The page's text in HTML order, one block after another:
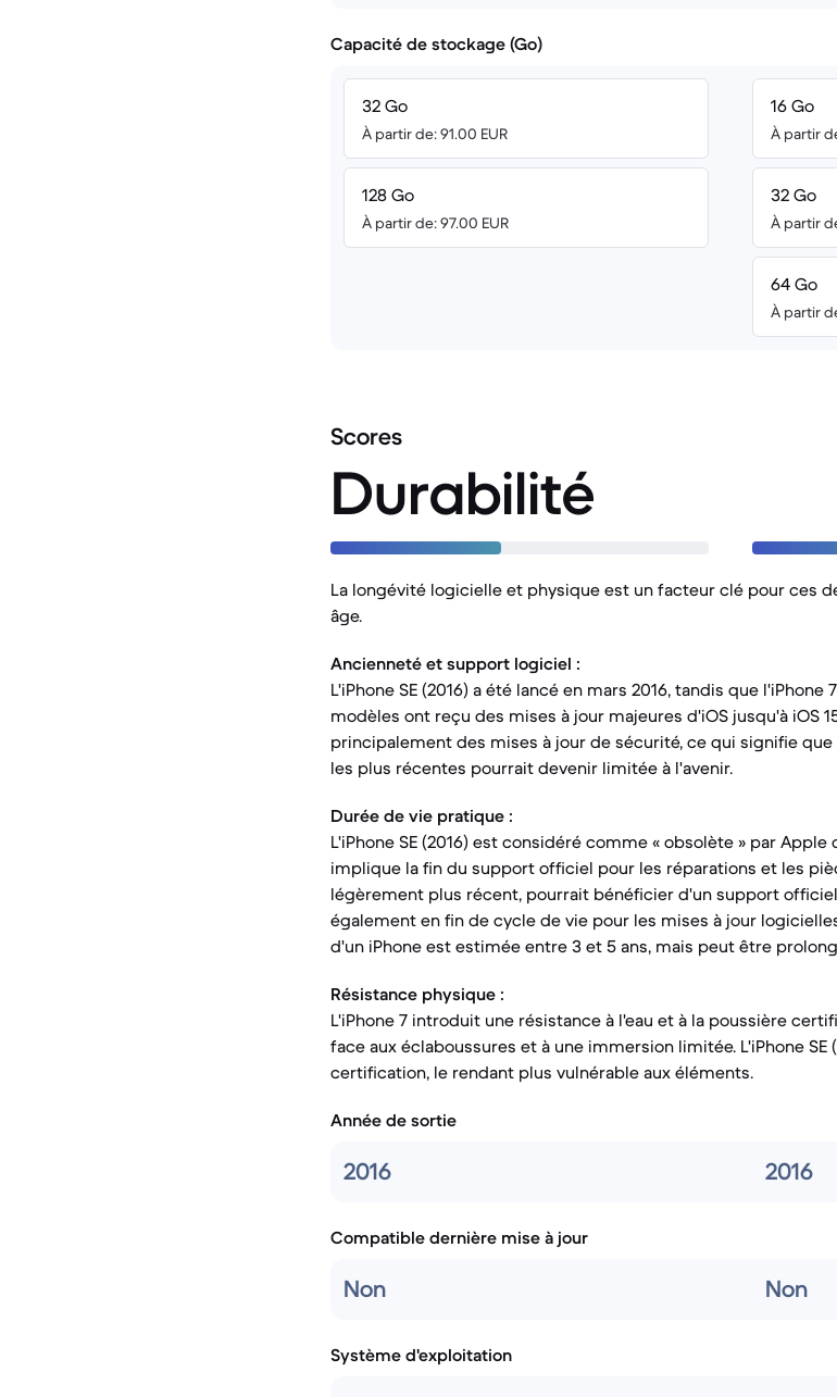
Capacité de stockage (Go)
32 Go
À partir de: 91.00 EUR
128 Go
À partir de: 97.00 EUR
16 Go
À partir
32 Go
À partir
64 Go
À partir
Scores
Durabilité
La longévité logicielle et physique est un facteur clé pour ces
âge.
Ancienneté et support logiciel :
L'iPhone SE (2016) a été lancé en mars 2016, tandis que
modèles ont reçu des mises à jour majeures d'iOS jusqu'à iOS
principalement des mises à jour de sécurité, ce qui signifie
les plus récentes pourrait devenir limitée à l'avenir.
Durée de vie pratique :
L'iPhone SE (2016) est considéré comme « obsolète » par
implique la fin du support officiel pour les réparations et les
légèrement plus récent, pourrait bénéficier d'un support
également en fin de cycle de vie pour les mises à jour
d'un iPhone est estimée entre 3 et 5 ans, mais peut être
Résistance physique :
L'iPhone 7 introduit une résistance à l'eau et à la poussière
face aux éclaboussures et à une immersion limitée. L'iPhone
certification, le rendant plus vulnérable aux éléments.
Année de sortie
2016 2016
Compatible dernière mise à jour
Non Non
Système d'exploitation